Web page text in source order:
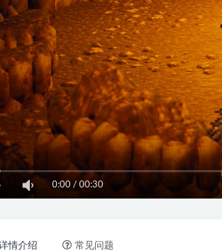
0:00 / 00:30
情介绍 常见问题